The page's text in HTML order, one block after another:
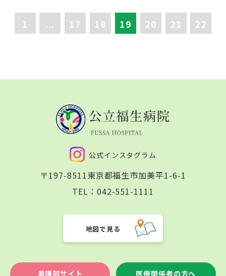
1 ... 17 18 19 20 21 22
公式インスタグラム
〒197-8511東京都福生市加美平1-6-1
TEL： 042-551-1111
地図で見る
看護部サイト 医療関係者の方へ